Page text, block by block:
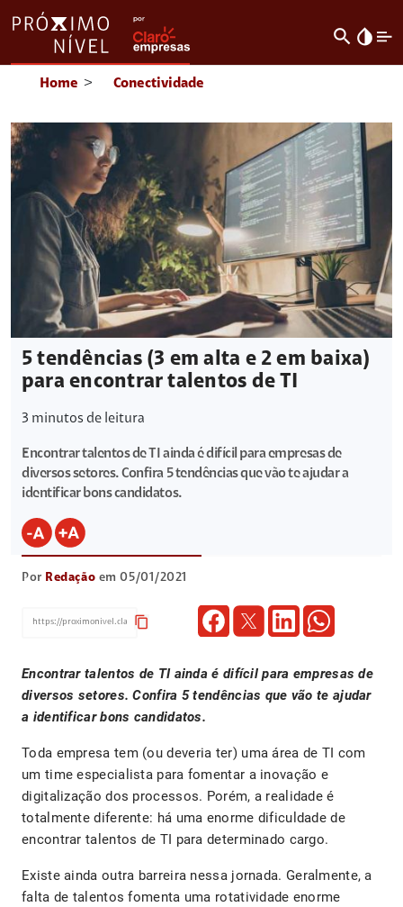
search invert_colors
Home > Conectividade
5 tendências (3 em alta e 2 em baixa)
para encontrar talentos de TI
3 minutos de leitura
Encontrar talentos de TI ainda é difícil para empresas de
diversos setores. Confira 5 tendências que vão te ajudar a
identificar bons candidatos.
Por Redação em 05/01/2021
content_copy
Encontrar talentos de TI ainda é difícil para empresas de
diversos setores. Confira 5 tendências que vão te ajudar
a identificar bons candidatos.
Toda empresa tem (ou deveria ter) uma área de TI com
um time especialista para fomentar a inovação e
digitalização dos processos. Porém, a realidade é
totalmente diferente: há uma enorme dificuldade de
encontrar talentos de TI para determinado cargo.
Existe ainda outra barreira nessa jornada. Geralmente, a
falta de talentos fomenta uma rotatividade enorme